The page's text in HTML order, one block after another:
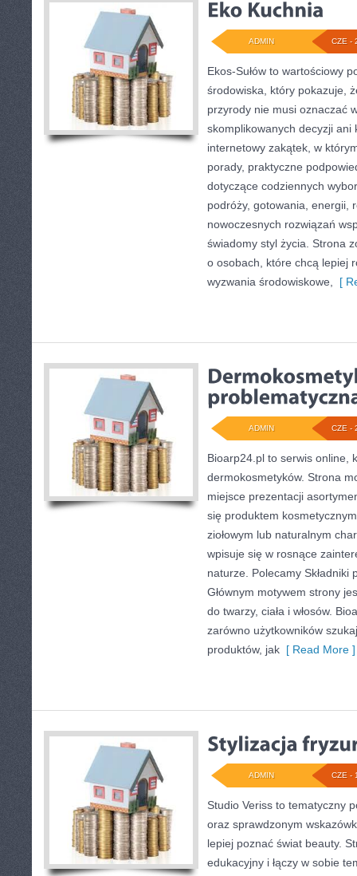
CZE -
ADMIN
Ekos-Sułów to wartościowy
środowiska, który pokazuje,
przyrody nie musi oznaczać
skomplikowanych decyzji ani
internetowy zakątek, w
porady, praktyczne
dotyczące codziennych
podróży, gotowania, energii,
nowoczesnych rozwiązań
świadomy styl życia. Strona
o osobach, które chcą lepiej
wyzwania środowiskowe,
[
CZE -
ADMIN
Bioarp24.pl to serwis online,
dermokosmetyków. Strona
miejsce prezentacji
się produktem
ziołowym lub naturalnym
wpisuje się w rosnące
naturze. Polecamy Składniki
Głównym motywem strony
do twarzy, ciała i włosów.
zarówno użytkowników
produktów, jak [ Read More ]
CZE -
ADMIN
Studio Veriss to tematyczny
oraz sprawdzonym
lepiej poznać świat beauty.
edukacyjny i łączy w sobie